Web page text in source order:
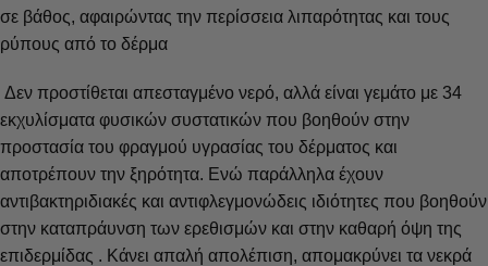
σε βάθος, αφαιρώντας την περίσσεια λιπαρότητας και τους
ρύπους από το δέρμα
Δεν προστίθεται απεσταγμένο νερό, αλλά είναι γεμάτο με 34
εκχυλίσματα φυσικών συστατικών που βοηθούν στην
προστασία του φραγμού υγρασίας του δέρματος και
αποτρέπουν την ξηρότητα. Ενώ παράλληλα έχουν
αντιβακτηριδιακές και αντιφλεγμονώδεις ιδιότητες που βοηθούν
στην καταπράυνση των ερεθισμών και στην καθαρή όψη της
επιδερμίδας . Κάνει απαλή απολέπιση, απομακρύνει τα νεκρά